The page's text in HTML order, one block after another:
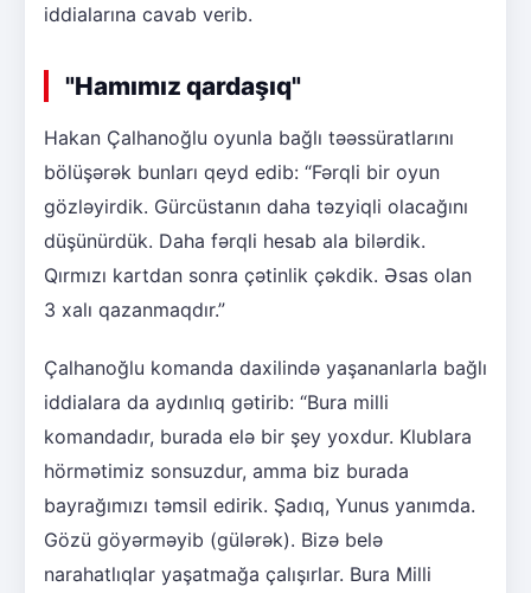
iddialarına cavab verib.
"Hamımız qardaşıq"
Hakan Çalhanoğlu oyunla bağlı təəssüratlarını
bölüşərək bunları qeyd edib: “Fərqli bir oyun
gözləyirdik. Gürcüstanın daha təzyiqli olacağını
düşünürdük. Daha fərqli hesab ala bilərdik.
Qırmızı kartdan sonra çətinlik çəkdik. Əsas olan
3 xalı qazanmaqdır.”
Çalhanoğlu komanda daxilində yaşananlarla bağlı
iddialara da aydınlıq gətirib: “Bura milli
komandadır, burada elə bir şey yoxdur. Klublara
hörmətimiz sonsuzdur, amma biz burada
bayrağımızı təmsil edirik. Şadıq, Yunus yanımda.
Gözü göyərməyib (gülərək). Bizə belə
narahatlıqlar yaşatmağa çalışırlar. Bura Milli